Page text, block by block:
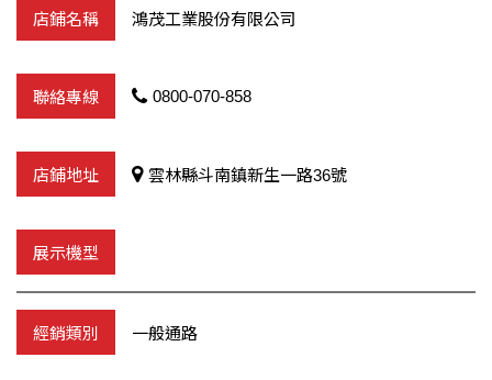
鴻茂工業股份有限公司
0800-070-858
雲林縣斗南鎮新生一路36號
一般通路